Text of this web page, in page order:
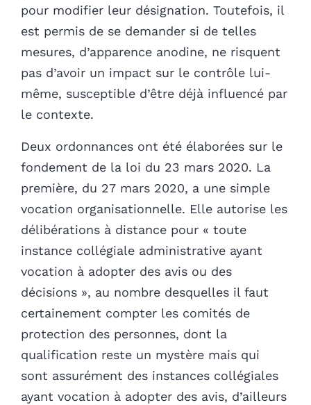
pour modifier leur désignation. Toutefois, il
est permis de se demander si de telles
mesures, d’apparence anodine, ne risquent
pas d’avoir un impact sur le contrôle lui-
même, susceptible d’être déjà influencé par
le contexte.
Deux ordonnances ont été élaborées sur le
fondement de la loi du 23 mars 2020. La
première, du 27 mars 2020, a une simple
vocation organisationnelle. Elle autorise les
délibérations à distance pour « toute
instance collégiale administrative ayant
vocation à adopter des avis ou des
décisions », au nombre desquelles il faut
certainement compter les comités de
protection des personnes, dont la
qualification reste un mystère mais qui
sont assurément des instances collégiales
ayant vocation à adopter des avis, d’ailleurs